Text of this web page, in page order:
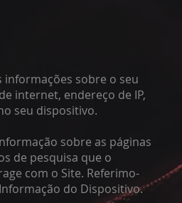
sobre o seu
internet, endereço de IP,
seu dispositivo.
sobre as páginas
de pesquisa que o
com o Site. Referimo-
do Dispositivo.